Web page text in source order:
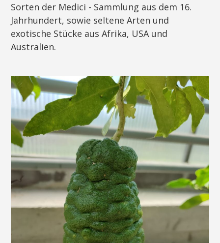
Sorten der Medici - Sammlung aus dem 16.
Jahrhundert, sowie seltene Arten und
exotische Stücke aus Afrika, USA und
Australien.